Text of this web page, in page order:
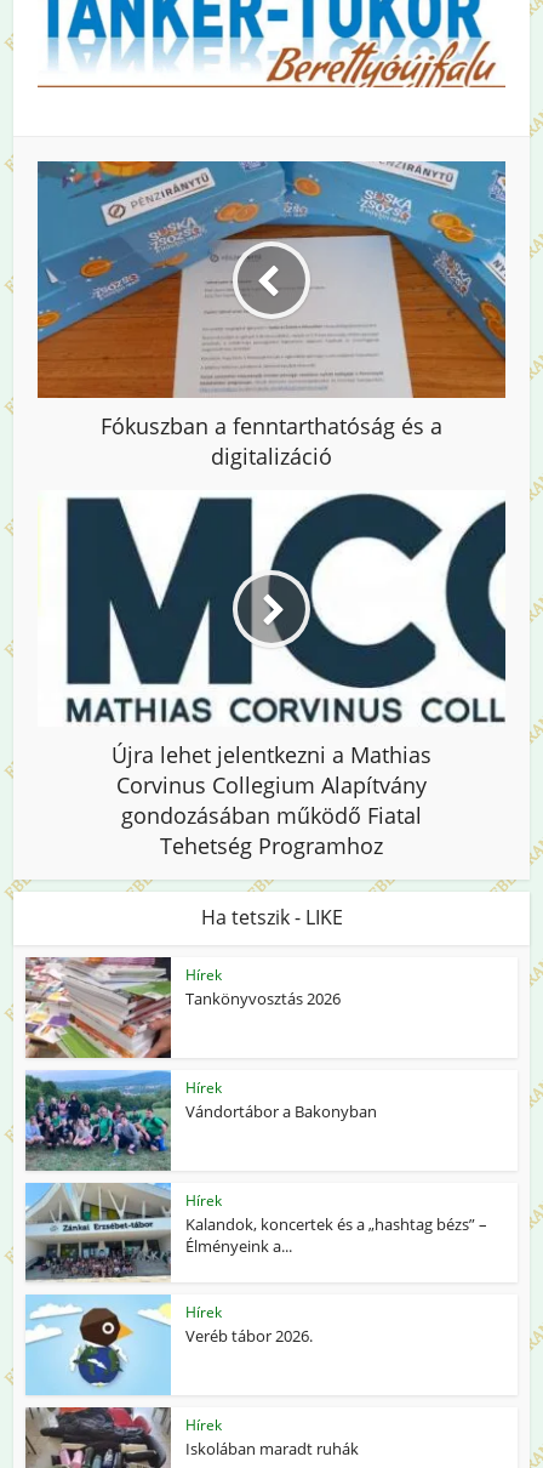
Fókuszban a fenntarthatóság és a
digitalizáció
Újra lehet jelentkezni a Mathias
Corvinus Collegium Alapítvány
gondozásában működő Fiatal
Tehetség Programhoz
Ha tetszik - LIKE
Hírek
Tankönyvosztás 2026
Hírek
Vándortábor a Bakonyban
Hírek
Kalandok, koncertek és a „hashtag bézs” –
Élményeink a...
Hírek
Veréb tábor 2026.
Hírek
Iskolában maradt ruhák